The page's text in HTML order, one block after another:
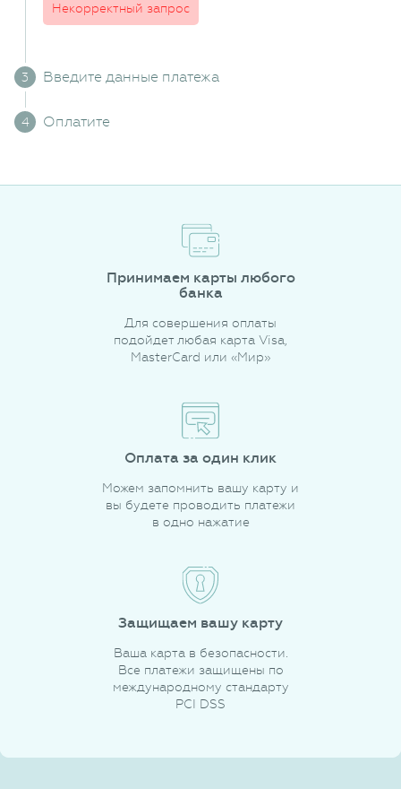
Некорректный запрос
Введите данные платежа
Оплатите
Принимаем карты любого
банка
Для совершения оплаты
подойдет любая карта Visa,
MasterCard или «Мир»
Оплата за один клик
Можем запомнить вашу карту и
вы будете проводить платежи
в одно нажатие
Защищаем вашу карту
Ваша карта в безопасности.
Все платежи защищены по
международному стандарту
PCI DSS